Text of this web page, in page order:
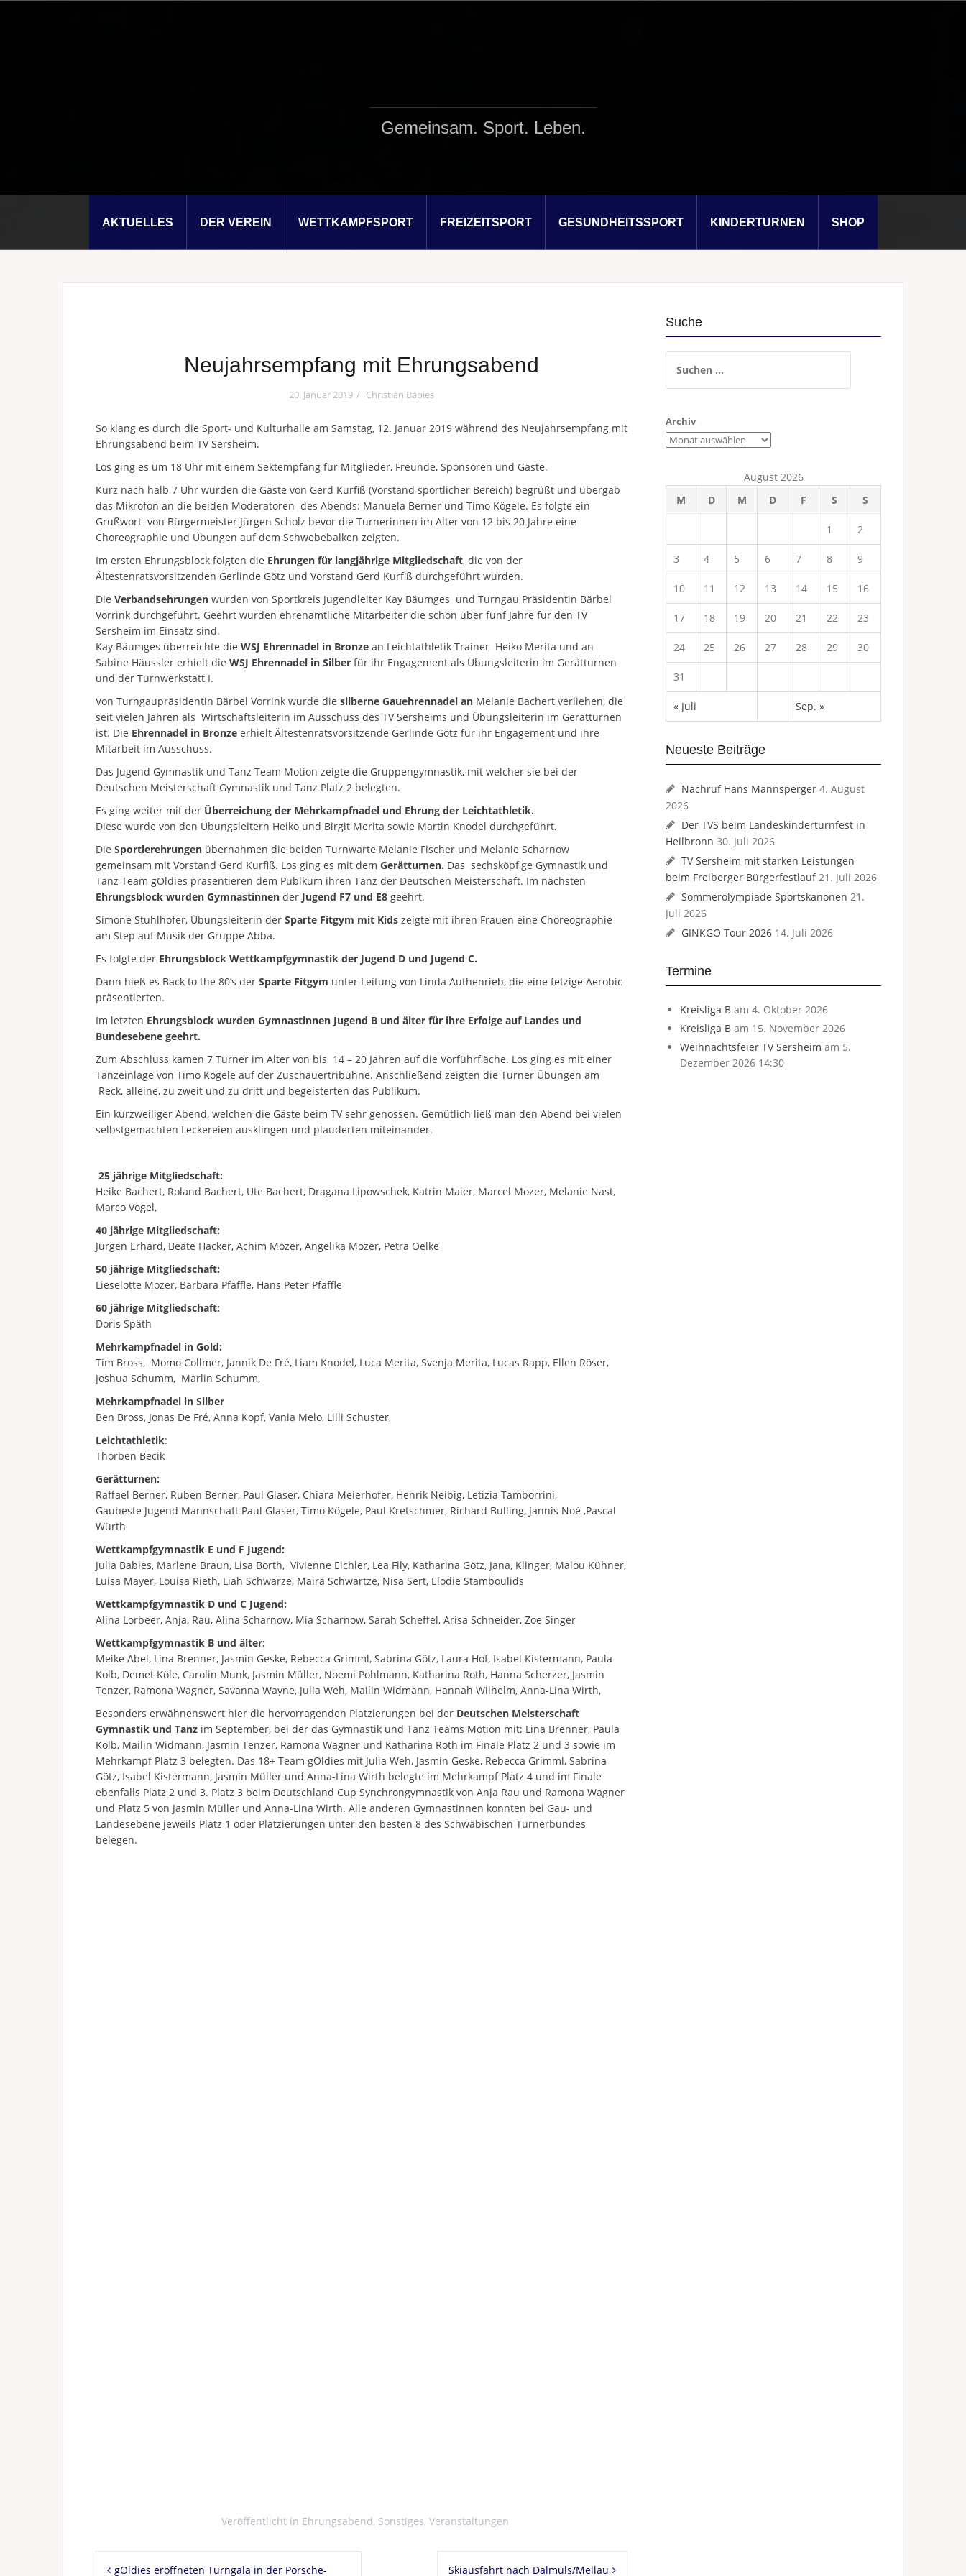
Gemeinsam. Sport. Leben.
AKTUELLES DER VEREIN WETTKAMPFSPORT FREIZEITSPORT GESUNDHEITSSPORT KINDERTURNEN SHOP
Neujahrsempfang mit Ehrungsabend
20. Januar 2019 Christian Babies
So klang es durch die Sport- und Kulturhalle am Samstag, 12. Januar 2019 während des Neujahrsempfang mit
Ehrungsabend beim TV Sersheim.
Los ging es um 18 Uhr mit einem Sektempfang für Mitglieder, Freunde, Sponsoren und Gäste.
Kurz nach halb 7 Uhr wurden die Gäste von Gerd Kurfiß (Vorstand sportlicher Bereich) begrüßt und übergab
das Mikrofon an die beiden Moderatoren des Abends: Manuela Berner und Timo Kögele. Es folgte ein
Grußwort von Bürgermeister Jürgen Scholz bevor die Turnerinnen im Alter von 12 bis 20 Jahre eine
Choreographie und Übungen auf dem Schwebebalken zeigten.
Im ersten Ehrungsblock folgten die Ehrungen für langjährige Mitgliedschaft, die von der
Ältestenratsvorsitzenden Gerlinde Götz und Vorstand Gerd Kurfiß durchgeführt wurden.
Die Verbandsehrungen wurden von Sportkreis Jugendleiter Kay Bäumges und Turngau Präsidentin Bärbel
Vorrink durchgeführt. Geehrt wurden ehrenamtliche Mitarbeiter die schon über fünf Jahre für den TV
Sersheim im Einsatz sind.
Kay Bäumges überreichte die WSJ Ehrennadel in Bronze an Leichtathletik Trainer Heiko Merita und an
Sabine Häussler erhielt die WSJ Ehrennadel in Silber für ihr Engagement als Übungsleiterin im Gerätturnen
und der Turnwerkstatt I.
Von Turngaupräsidentin Bärbel Vorrink wurde die silberne Gauehrennadel an Melanie Bachert verliehen, die
seit vielen Jahren als Wirtschaftsleiterin im Ausschuss des TV Sersheims und Übungsleiterin im Gerätturnen
ist. Die Ehrennadel in Bronze erhielt Ältestenratsvorsitzende Gerlinde Götz für ihr Engagement und ihre
Mitarbeit im Ausschuss.
Das Jugend Gymnastik und Tanz Team Motion zeigte die Gruppengymnastik, mit welcher sie bei der
Deutschen Meisterschaft Gymnastik und Tanz Platz 2 belegten.
Es ging weiter mit der Überreichung der Mehrkampfnadel und Ehrung der Leichtathletik.
Diese wurde von den Übungsleitern Heiko und Birgit Merita sowie Martin Knodel durchgeführt.
Die Sportlerehrungen übernahmen die beiden Turnwarte Melanie Fischer und Melanie Scharnow
gemeinsam mit Vorstand Gerd Kurfiß. Los ging es mit dem Gerätturnen. Das sechsköpfige Gymnastik und
Tanz Team gOldies präsentieren dem Publkum ihren Tanz der Deutschen Meisterschaft. Im nächsten
Ehrungsblock wurden Gymnastinnen der Jugend F7 und E8 geehrt.
Simone Stuhlhofer, Übungsleiterin der Sparte Fitgym mit Kids zeigte mit ihren Frauen eine Choreographie
am Step auf Musik der Gruppe Abba.
Es folgte der Ehrungsblock Wettkampfgymnastik der Jugend D und Jugend C.
Dann hieß es Back to the 80’s der Sparte Fitgym unter Leitung von Linda Authenrieb, die eine fetzige Aerobic
präsentierten.
Im letzten Ehrungsblock wurden Gymnastinnen Jugend B und älter für ihre Erfolge auf Landes und
Bundesebene geehrt.
Zum Abschluss kamen 7 Turner im Alter von bis 14 – 20 Jahren auf die Vorführfläche. Los ging es mit einer
Tanzeinlage von Timo Kögele auf der Zuschauertribühne. Anschließend zeigten die Turner Übungen am
Reck, alleine, zu zweit und zu dritt und begeisterten das Publikum.
Ein kurzweiliger Abend, welchen die Gäste beim TV sehr genossen. Gemütlich ließ man den Abend bei vielen
selbstgemachten Leckereien ausklingen und plauderten miteinander.
25 jährige Mitgliedschaft:
Heike Bachert, Roland Bachert, Ute Bachert, Dragana Lipowschek, Katrin Maier, Marcel Mozer, Melanie Nast,
Marco Vogel,
40 jährige Mitgliedschaft:
Jürgen Erhard, Beate Häcker, Achim Mozer, Angelika Mozer, Petra Oelke
50 jährige Mitgliedschaft:
Lieselotte Mozer, Barbara Pfäffle, Hans Peter Pfäffle
60 jährige Mitgliedschaft:
Doris Späth
Mehrkampfnadel in Gold:
Tim Bross, Momo Collmer, Jannik De Fré, Liam Knodel, Luca Merita, Svenja Merita, Lucas Rapp, Ellen Röser,
Joshua Schumm, Marlin Schumm,
Mehrkampfnadel in Silber
Ben Bross, Jonas De Fré, Anna Kopf, Vania Melo, Lilli Schuster,
Leichtathletik:
Thorben Becik
Gerätturnen:
Raffael Berner, Ruben Berner, Paul Glaser, Chiara Meierhofer, Henrik Neibig, Letizia Tamborrini,
Gaubeste Jugend Mannschaft Paul Glaser, Timo Kögele, Paul Kretschmer, Richard Bulling, Jannis Noé ,Pascal
Würth
Wettkampfgymnastik E und F Jugend:
Julia Babies, Marlene Braun, Lisa Borth, Vivienne Eichler, Lea Fily, Katharina Götz, Jana, Klinger, Malou Kühner,
Luisa Mayer, Louisa Rieth, Liah Schwarze, Maira Schwartze, Nisa Sert, Elodie Stamboulids
Wettkampfgymnastik D und C Jugend:
Alina Lorbeer, Anja, Rau, Alina Scharnow, Mia Scharnow, Sarah Scheffel, Arisa Schneider, Zoe Singer
Wettkampfgymnastik B und älter:
Meike Abel, Lina Brenner, Jasmin Geske, Rebecca Grimml, Sabrina Götz, Laura Hof, Isabel Kistermann, Paula
Kolb, Demet Köle, Carolin Munk, Jasmin Müller, Noemi Pohlmann, Katharina Roth, Hanna Scherzer, Jasmin
Tenzer, Ramona Wagner, Savanna Wayne, Julia Weh, Mailin Widmann, Hannah Wilhelm, Anna-Lina Wirth,
Besonders erwähnenswert hier die hervorragenden Platzierungen bei der Deutschen Meisterschaft
Gymnastik und Tanz im September, bei der das Gymnastik und Tanz Teams Motion mit: Lina Brenner, Paula
Kolb, Mailin Widmann, Jasmin Tenzer, Ramona Wagner und Katharina Roth im Finale Platz 2 und 3 sowie im
Mehrkampf Platz 3 belegten. Das 18+ Team gOldies mit Julia Weh, Jasmin Geske, Rebecca Grimml, Sabrina
Götz, Isabel Kistermann, Jasmin Müller und Anna-Lina Wirth belegte im Mehrkampf Platz 4 und im Finale
ebenfalls Platz 2 und 3. Platz 3 beim Deutschland Cup Synchrongymnastik von Anja Rau und Ramona Wagner
und Platz 5 von Jasmin Müller und Anna-Lina Wirth. Alle anderen Gymnastinnen konnten bei Gau- und
Landesebene jeweils Platz 1 oder Platzierungen unter den besten 8 des Schwäbischen Turnerbundes
belegen.
Veröffentlicht in Ehrungsabend, Sonstiges, Veranstaltungen
gOldies eröffneten Turngala in der Porsche- Skiausfahrt nach Dalmüls/Mellau
Suche
nach:
Archiv
August 2026
M
D M D F S S
1 2
3 4 5 6 7 8 9
10 11 12 13 14 15 16
17 18 19 20 21 22 23
24 25 26 27 28 29 30
31
« Juli Sep. »
Neueste Beiträge
Nachruf Hans Mannsperger 4. August
2026
Der TVS beim Landeskinderturnfest in
Heilbronn 30. Juli 2026
TV Sersheim mit starken Leistungen
beim Freiberger Bürgerfestlauf 21. Juli 2026
Sommerolympiade Sportskanonen 21.
Juli 2026
GINKGO Tour 2026 14. Juli 2026
Termine
Kreisliga B am 4. Oktober 2026
Kreisliga B am 15. November 2026
Weihnachtsfeier TV Sersheim am 5.
Dezember 2026 14:30